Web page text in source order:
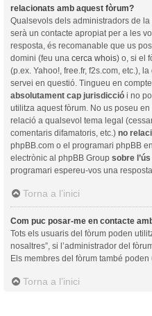
relacionats amb aquest fòrum?
Qualsevols dels administradors de la
serà un contacte apropiat per a les
resposta, és recomanable que us
domini (feu una cerca whois) o, si el
(p.ex. Yahoo!, free.fr, f2s.com, etc.),
servei en questió. Tingueu en
absolutament cap jurisdicció i no
utilitza aquest fòrum. No us poseu
relació a qualsevol tema legal
comentaris difamatoris, etc.) no
phpBB.com o el programari phpBB
electrònic al phpBB Group sobre
programari espereu-vos una
Torna a l’inici
Com puc posar-me en contacte
Tots els usuaris del fòrum poden
nosaltres”, si l’administrador del
Els membres del fòrum també poden
Torna a l’inici